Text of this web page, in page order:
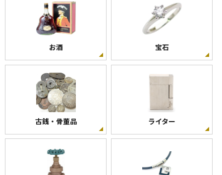
お酒 宝石
古銭・骨董品 ライター